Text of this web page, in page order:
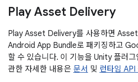
Play Asset Delivery
Play Asset Delivery를 사용하면
Android App Bundle로 패키징하고
할 수 있습니다. 이 기능을 Unity 플러그
관한 자세한 내용은 문서 및 런타임 API